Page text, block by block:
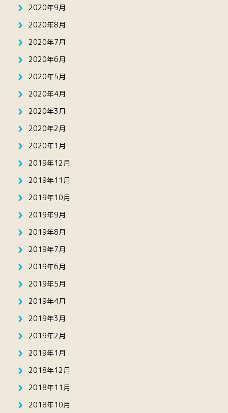
2020年9月
2020年8月
2020年7月
2020年6月
2020年5月
2020年4月
2020年3月
2020年2月
2020年1月
2019年12月
2019年11月
2019年10月
2019年9月
2019年8月
2019年7月
2019年6月
2019年5月
2019年4月
2019年3月
2019年2月
2019年1月
2018年12月
2018年11月
2018年10月